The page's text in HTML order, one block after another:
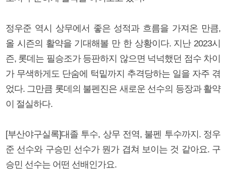
정우준 역시 상무에서 좋은 성적과 흐름을 가져온 만큼,
올 시즌의 활약을 기대해볼 만 한 상황이다. 지난 2023시
즌, 롯데는 필승조가 등판하지 않으면 넉넉했던 점수 차이
가 무색하게도 단숨에 턱밑까지 추격당하는 일을 자주 겪
었다. 그만큼 롯데의 불펜진은 새로운 선수의 등장과 활약
이 절실하다.
[부산야구실록]대졸 투수, 상무 전역, 불펜 투수까지. 정우
준 선수와 구승민 선수가 뭔가 겹쳐 보이는 것 같아요. 구
승민 선수는 어떤 선배인가요.